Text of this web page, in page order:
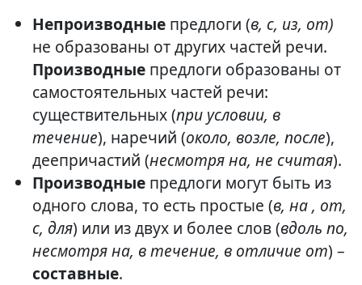
Непроизводные предлоги (в, с, из, от)
не образованы от других частей речи.
Производные предлоги образованы от
самостоятельных частей речи:
существительных (при условии, в
течение), наречий (около, возле, после),
деепричастий (несмотря на, не считая).
Производные предлоги могут быть из
одного слова, то есть простые (в, на , от,
с, для) или из двух и более слов (вдоль по,
несмотря на, в течение, в отличие от) –
составные.